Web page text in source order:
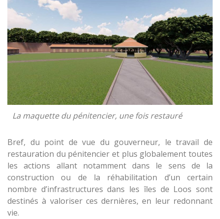
La maquette du pénitencier, une fois restauré
Bref, du point de vue du gouverneur, le travail de
restauration du pénitencier et plus globalement toutes
les actions allant notamment dans le sens de la
construction ou de la réhabilitation d’un certain
nombre d’infrastructures dans les îles de Loos sont
destinés à valoriser ces dernières, en leur redonnant
vie.